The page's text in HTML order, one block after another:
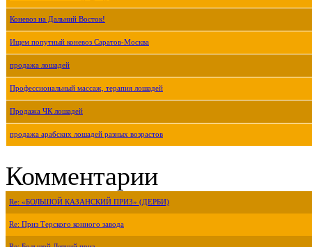
Коневоз на Дальний Восток!
Ищем попутный коневоз Саратов-Москва
продажа лошадей
Профессиональный массаж, терапия лошадей
Продажа ЧК лошадей
продажа арабских лошадей разных возрастов
Комментарии
Re: «БОЛЬШОЙ КАЗАНСКИЙ ПРИЗ» (ДЕРБИ)
Re: Приз Терского конного завода